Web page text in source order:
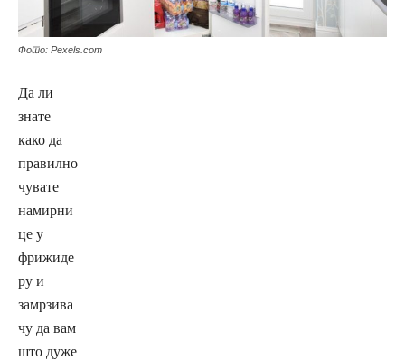
Фото: Pexels.com
Да ли
знате
како да
правилно
чувате
намирни
це у
фрижиде
ру и
замрзива
чу да вам
што дуже